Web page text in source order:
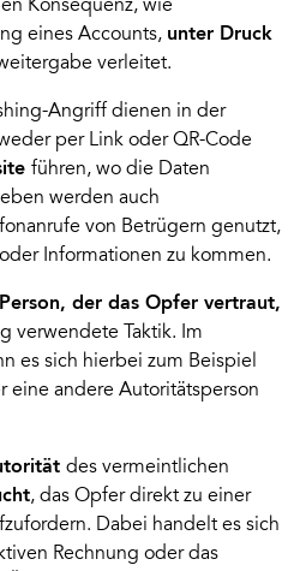
Konsequenz, wie
eines Accounts, unter Druck
verleitet.
Angriff dienen in der
per Link oder QR-Code
führen, wo die Daten
werden auch
von Betrügern genutzt,
Informationen zu kommen.
der das Opfer vertraut,
verwendete Taktik. Im
es sich hierbei zum Beispiel
eine andere Autoritätsperson
des vermeintlichen
, das Opfer direkt zu einer
Dabei handelt es sich
Rechnung oder das